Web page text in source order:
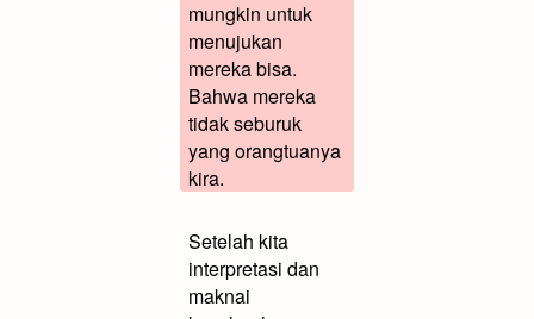
mungkin untuk
menujukan
mereka bisa.
Bahwa mereka
tidak seburuk
yang orangtuanya
kira.
Setelah kita
interpretasi dan
maknai